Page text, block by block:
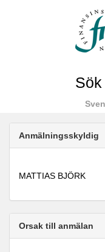
Sök
Anmälningsskyldig
MATTIAS BJÖRK
Orsak till anmälan